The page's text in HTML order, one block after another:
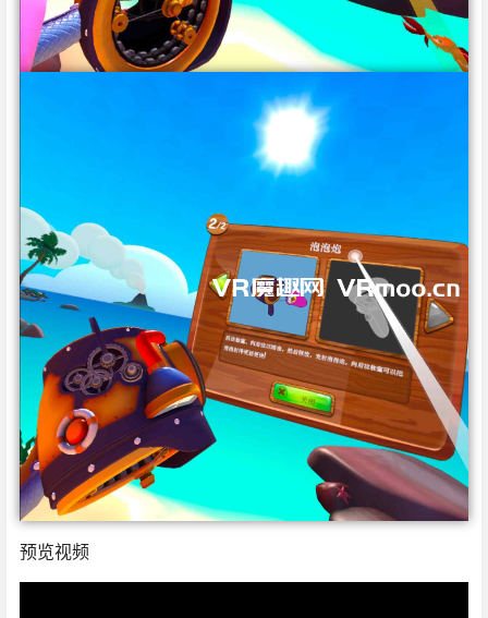
预览视频